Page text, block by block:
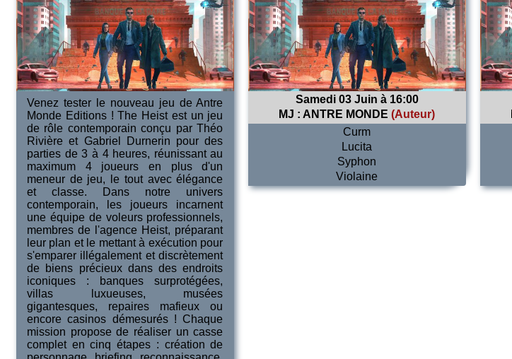
Venez tester le nouveau jeu de Antre
Monde Editions ! The Heist est un jeu
de rôle contemporain conçu par Théo
Rivière et Gabriel Durnerin pour des
parties de 3 à 4 heures, réunissant au
maximum 4 joueurs en plus d'un
meneur de jeu, le tout avec élégance
et classe. Dans notre univers
contemporain, les joueurs incarnent
une équipe de voleurs professionnels,
membres de l'agence Heist, préparant
leur plan et le mettant à exécution pour
s'emparer illégalement et discrètement
de biens précieux dans des endroits
iconiques : banques surprotégées,
villas luxueuses, musées
gigantesques, repaires mafieux ou
encore casinos démesurés ! Chaque
mission propose de réaliser un casse
complet en cinq étapes : création de
Samedi 03 Juin à 16:00
MJ : ANTRE MONDE (Auteur)
Curm
Lucita
Syphon
Violaine